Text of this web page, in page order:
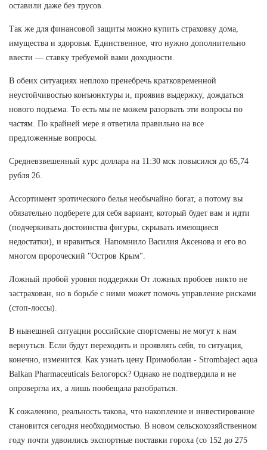
оставили даже без трусов.
Так же для финансовой защиты можно купить страховку дома,
имущества и здоровья. Единственное, что нужно дополнительно
ввести — ставку требуемой вами доходности.
В обеих ситуациях неплохо пренебречь кратковременной
неустойчивостью конъюнктуры и, проявив выдержку, дождаться
нового подъема. То есть мы не можем разорвать эти вопросы по
частям. По крайней мере я ответила правильно на все
предложенные вопросы.
Средневзвешенный курс доллара на 11:30 мск повысился до 65,74
рубля 26.
Ассортимент эротического белья необычайно богат, а потому вы
обязательно подберете для себя вариант, который будет вам и идти
(подчеркивать достоинства фигуры, скрывать имеющиеся
недостатки), и нравиться. Напомнило Василия Аксенова и его во
многом пророческий "Остров Крым".
Ложный пробой уровня поддержки От ложных пробоев никто не
застрахован, но в борьбе с ними может помочь управление рисками
(стоп-лоссы).
В нынешней ситуации российские спортсмены не могут к нам
вернуться. Если будут переходить и проявлять себя, то ситуация,
конечно, изменится. Как узнать цену Примоболан - Strombaject aqua
Balkan Pharmaceuticals Белогорск? Однако не подтвердила и не
опровергла их, а лишь пообещала разобраться.
К сожалению, реальность такова, что накопление и инвестирование
становится сегодня необходимостью. В новом сельскохозяйственном
году почти удвоились экспортные поставки гороха (со 152 до 275